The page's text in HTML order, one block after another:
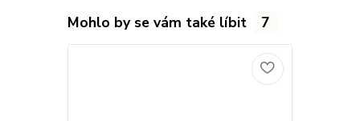
Mohlo by se vám také líbit 7